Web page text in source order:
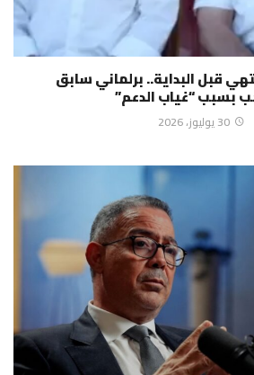
قبل البداية.. برلماني سابق
بسبب “غياب الدعم”
30 يوليوز، 2026